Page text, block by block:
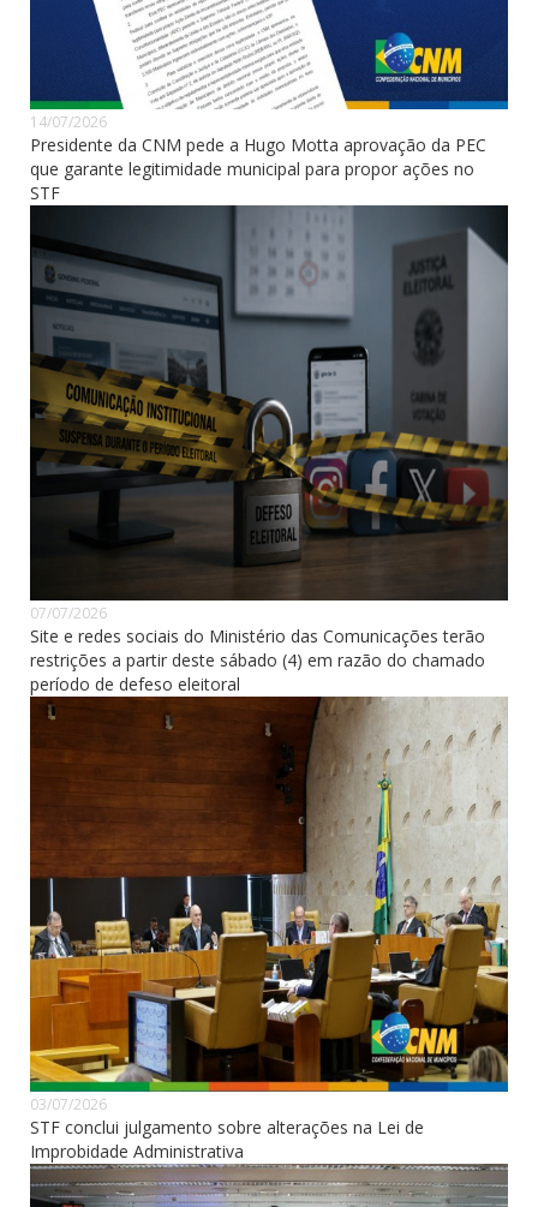
14/07/2026
Presidente da CNM pede a Hugo Motta aprovação da PEC
que garante legitimidade municipal para propor ações no
STF
07/07/2026
Site e redes sociais do Ministério das Comunicações terão
restrições a partir deste sábado (4) em razão do chamado
período de defeso eleitoral
03/07/2026
STF conclui julgamento sobre alterações na Lei de
Improbidade Administrativa